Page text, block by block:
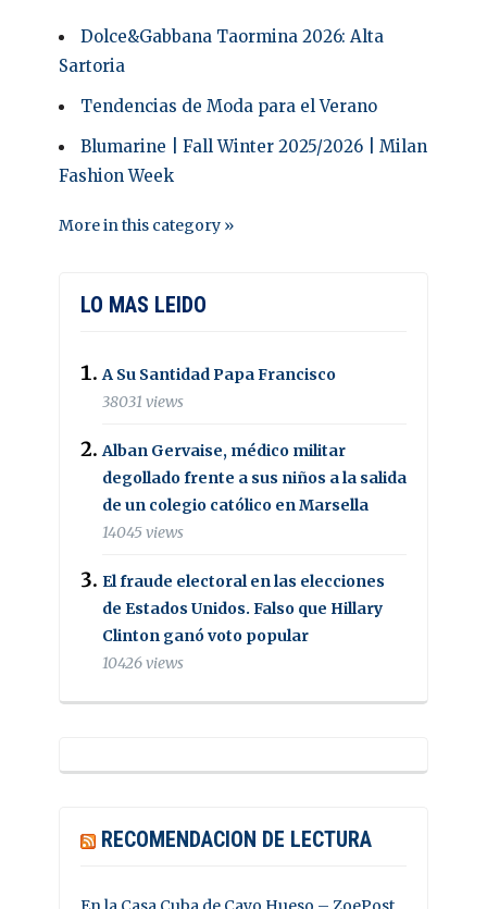
Dolce&Gabbana Taormina 2026: Alta
Sartoria
Tendencias de Moda para el Verano
Blumarine | Fall Winter 2025/2026 | Milan
Fashion Week
More in this category »
LO MAS LEIDO
A Su Santidad Papa Francisco
38031 views
Alban Gervaise, médico militar
degollado frente a sus niños a la salida
de un colegio católico en Marsella
14045 views
El fraude electoral en las elecciones
de Estados Unidos. Falso que Hillary
Clinton ganó voto popular
10426 views
RECOMENDACION DE LECTURA